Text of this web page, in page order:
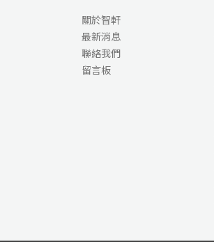
關於智軒
最新消息
聯絡我們
留言板